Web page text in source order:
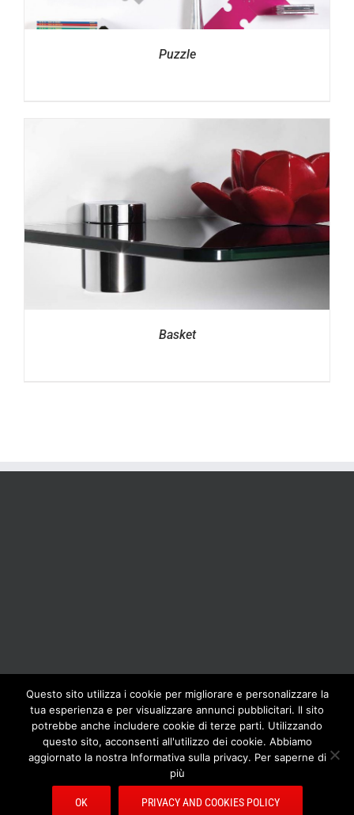
Puzzle
Basket
BOLIS ITALIA S.R.L. a socio unico - VIA F.LLI KENNEDY - 23881 AIRUNO
(LC) - ITALY Tel: +39 0399271126 Fax: +39 0399271133 General e-mail:
info@bolisitalia.com - P.IVA / C.F. IT02262000165 Privacy and Cookies
Policy
Facebook YouTube
Rss EmailBolisitalia.itBolisitalia.com
Bolisitalia.fr
Questo sito utilizza i cookie per migliorare e personalizzare la
tua esperienza e per visualizzare annunci pubblicitari. Il sito
potrebbe anche includere cookie di terze parti. Utilizzando
questo sito, acconsenti all'utilizzo dei cookie. Abbiamo
aggiornato la nostra Informativa sulla privacy. Per saperne di
più
OK PRIVACY AND COOKIES POLICY